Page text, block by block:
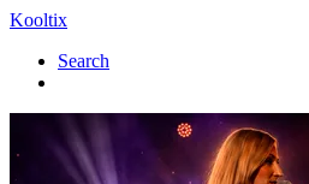
Kooltix
Search